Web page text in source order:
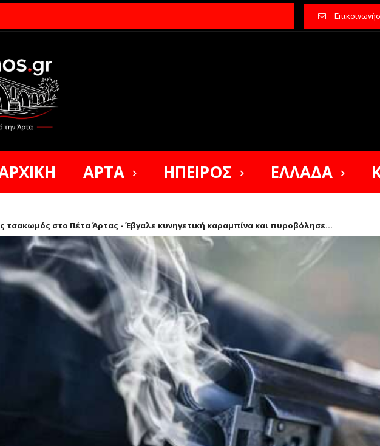
ΑΡΤΑ ΗΠΕΙΡΟΣ ΕΛΛΑΔΑ
τσακωμός στο Πέτα Άρτας - Έβγαλε κυνηγετική καραμπίνα και πυροβόλησε...